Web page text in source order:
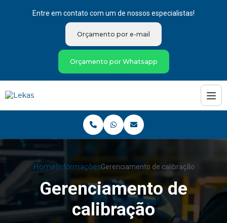
Entre em contato com um de nossos especialistas!
Orçamento por e-mail
Orçamento por Whatsapp
HomeInformaçõesGerenciamento de calibração
Gerenciamento de
calibração